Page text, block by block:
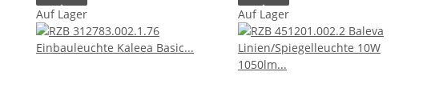
Auf Lager Auf Lager